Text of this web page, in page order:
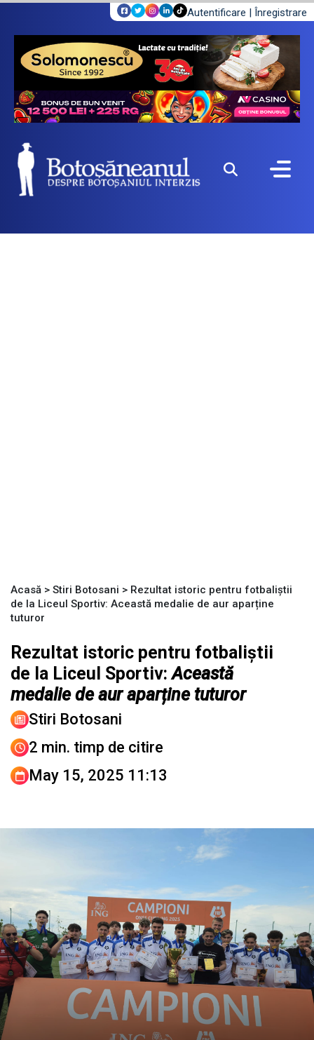
Autentificare | Înregistrare
Acasă > Stiri Botosani > Rezultat istoric pentru fotbaliștii
de la Liceul Sportiv: Această medalie de aur aparține
tuturor
Rezultat istoric pentru fotbaliștii
de la Liceul Sportiv:Această
medalie de aur aparține tuturor
Stiri Botosani
2 min. timp de citire
May 15, 2025 11:13